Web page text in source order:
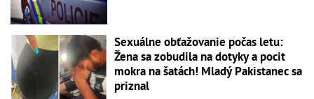
Sexuálne obťažovanie počas letu:
Žena sa zobudila na dotyky a pocit
mokra na šatách! Mladý Pakistanec sa
priznal